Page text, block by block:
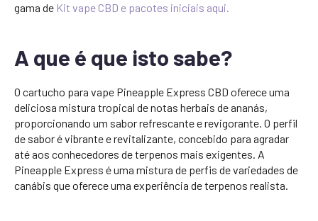
gama de Kit vape CBD e pacotes iniciais aqui.
A que é que isto sabe?
O cartucho para vape Pineapple Express CBD oferece uma
deliciosa mistura tropical de notas herbais de ananás,
proporcionando um sabor refrescante e revigorante. O perfil
de sabor é vibrante e revitalizante, concebido para agradar
até aos conhecedores de terpenos mais exigentes. A
Pineapple Express é uma mistura de perfis de variedades de
canábis que oferece uma experiência de terpenos realista.